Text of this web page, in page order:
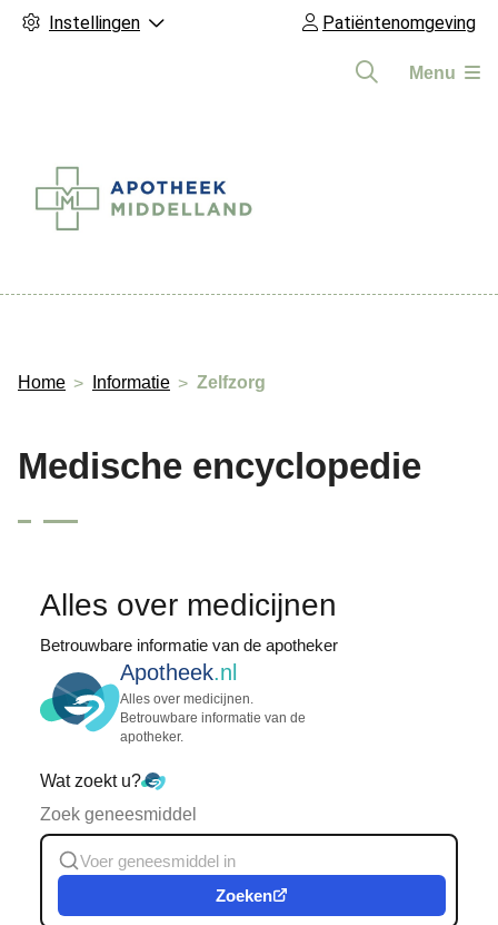
Instellingen Patiëntenomgeving
Menu
Home Informatie Zelfzorg
Medische encyclopedie
Alles over medicijnen
Betrouwbare informatie van de apotheker
Apotheek.nl
Alles over medicijnen.
Betrouwbare informatie van de
apotheker.
Wat zoekt u?
Zoek geneesmiddel
Zoeken